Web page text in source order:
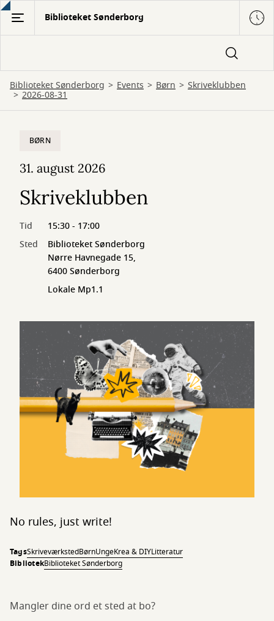
Gå
hovedindhold
Biblioteket Sønderborg
Biblioteket Sønderborg Events Børn Skriveklubben
2026-08-31
BØRN
31. august 2026
Skriveklubben
Tid
15:30 - 17:00
Sted
Biblioteket Sønderborg
Nørre Havnegade 15,
6400 Sønderborg
Lokale Mp1.1
No rules, just write!
TagsSkriveværkstedBørnUngeKrea & DIYLitteratur
BibliotekBiblioteket Sønderborg
Mangler dine ord et sted at bo?